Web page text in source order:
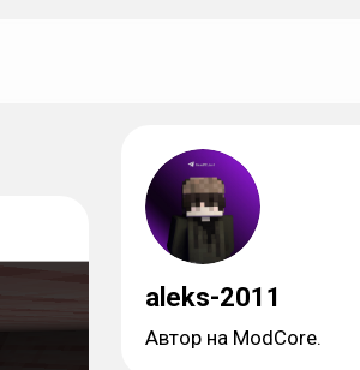
aleks-2011
Автор на ModCore.